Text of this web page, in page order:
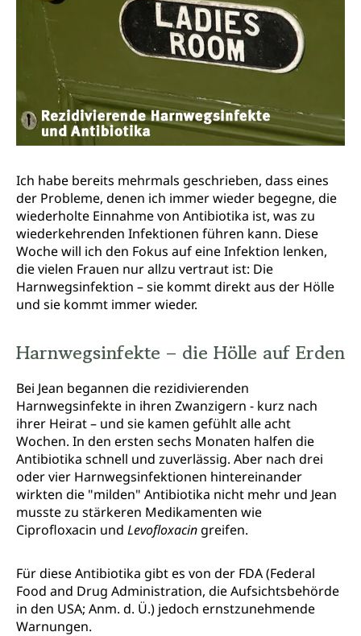
Ich habe bereits mehrmals geschrieben, dass eines
der Probleme, denen ich immer wieder begegne, die
wiederholte Einnahme von Antibiotika ist, was zu
wiederkehrenden Infektionen führen kann. Diese
Woche will ich den Fokus auf eine Infektion lenken,
die vielen Frauen nur allzu vertraut ist: Die
Harnwegsinfektion – sie kommt direkt aus der Hölle
und sie kommt immer wieder.
Harnwegsinfekte – die Hölle auf Erden
Bei Jean begannen die rezidivierenden
Harnwegsinfekte in ihren Zwanzigern - kurz nach
ihrer Heirat – und sie kamen gefühlt alle acht
Wochen. In den ersten sechs Monaten halfen die
Antibiotika schnell und zuverlässig. Aber nach drei
oder vier Harnwegsinfektionen hintereinander
wirkten die "milden" Antibiotika nicht mehr und Jean
musste zu stärkeren Medikamenten wie
Ciprofloxacin und Levofloxacin greifen.
Für diese Antibiotika gibt es von der FDA (Federal
Food and Drug Administration, die Aufsichtsbehörde
in den USA; Anm. d. Ü.) jedoch ernstzunehmende
Warnungen.